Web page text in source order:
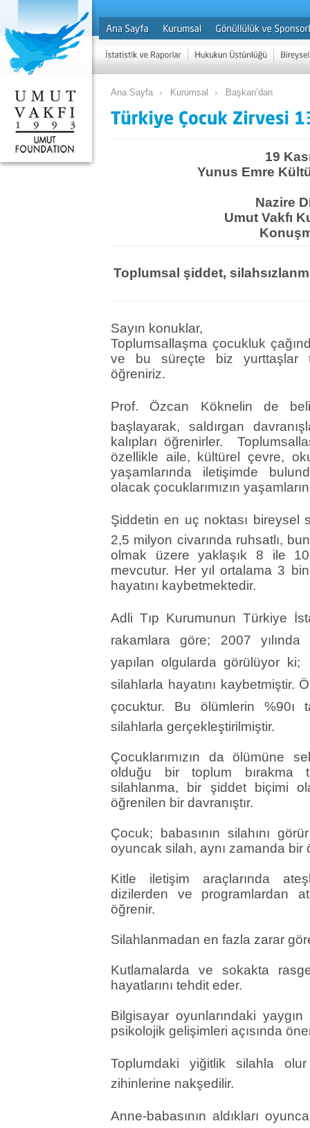
Ana Sayfa Kurumsal Başkan’dan
19
Yunus Emre
Nazire
Umut Vakfı
Toplumsal şiddet,
Sayın konuklar,
Toplumsallaşma çocukluk
ve bu süreçte biz yurttaşlar
öğreniriz.
Prof. Özcan Köknelin de
başlayarak, saldırgan
kalıpları öğrenirler.
özellikle aile, kültürel çevre,
yaşamlarında iletişimde
olacak çocuklarımızın
Şiddetin en uç noktası bireysel
2,5 milyon civarında ruhsatlı,
olmak üzere yaklaşık 8 ile
mevcutur. Her yıl ortalama 3
hayatını kaybetmektedir.
Adli Tıp Kurumunun Türkiye
rakamlara göre; 2007 yılında
yapılan olgularda görülüyor
silahlarla hayatını kaybetmiştir.
çocuktur. Bu ölümlerin
silahlarla gerçekleştirilmiştir.
Çocuklarımızın da ölümüne
olduğu bir toplum bırakma
silahlanma, bir şiddet biçimi
öğrenilen bir davranıştır.
Çocuk; babasının silahını
oyuncak silah, aynı zamanda bir
Kitle iletişim araçlarında
dizilerden ve programlardan
öğrenir.
Silahlanmadan en fazla zarar
Kutlamalarda ve sokakta
hayatlarını tehdit eder.
Bilgisayar oyunlarındaki
psikolojik gelişimleri açısında
Toplumdaki yiğitlik silahla
zihinlerine nakşedilir.
Anne-babasının aldıkları